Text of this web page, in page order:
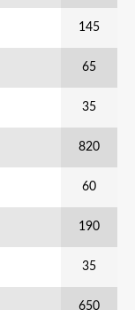
145
65
35
820
60
190
35
650